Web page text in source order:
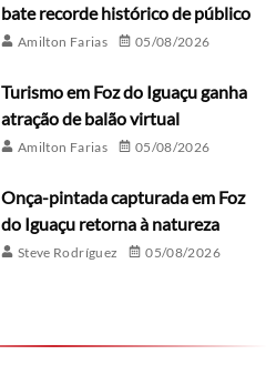
bate recorde histórico de público
Amilton Farias 05/08/2026
Turismo em Foz do Iguaçu ganha
atração de balão virtual
Amilton Farias 05/08/2026
Onça-pintada capturada em Foz
do Iguaçu retorna à natureza
Steve Rodríguez 05/08/2026